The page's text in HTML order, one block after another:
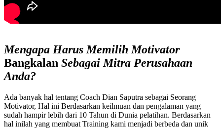
Mengapa Harus MemilihMotivator
Bangkalan Sebagai Mitra Perusahaan
Anda?
Ada banyak hal tentang Coach Dian Saputra sebagai Seorang
Motivator, Hal ini Berdasarkan keilmuan dan pengalaman yang
sudah hampir lebih dari 10 Tahun di Dunia pelatihan. Berdasarkan
hal inilah yang membuat Training kami menjadi berbeda dan unik